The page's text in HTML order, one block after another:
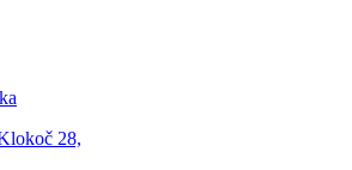
28,